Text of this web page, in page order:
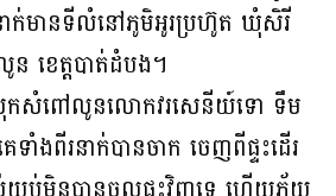
ាក់មានទីលំនៅភូមិអូរប្រហ៊ូត ឃុំសិរី
ខេត្តបាត់ដំបង។
រុកសំពៅលូនលោកវរសេនីយ៍ទោ ទឹម
ាំងពីរនាក់បានចាក ចេញពីផ្ទះដើរ